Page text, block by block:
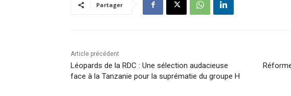
Partager
Article précédent
Léopards de la RDC : Une sélection audacieuse
face à la Tanzanie pour la suprématie du groupe H